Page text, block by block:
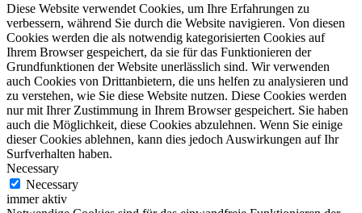
Diese Website verwendet Cookies, um Ihre Erfahrungen zu
verbessern, während Sie durch die Website navigieren. Von diesen
Cookies werden die als notwendig kategorisierten Cookies auf
Ihrem Browser gespeichert, da sie für das Funktionieren der
Grundfunktionen der Website unerlässlich sind. Wir verwenden
auch Cookies von Drittanbietern, die uns helfen zu analysieren und
zu verstehen, wie Sie diese Website nutzen. Diese Cookies werden
nur mit Ihrer Zustimmung in Ihrem Browser gespeichert. Sie haben
auch die Möglichkeit, diese Cookies abzulehnen. Wenn Sie einige
dieser Cookies ablehnen, kann dies jedoch Auswirkungen auf Ihr
Surfverhalten haben.
Necessary
Necessary
immer aktiv